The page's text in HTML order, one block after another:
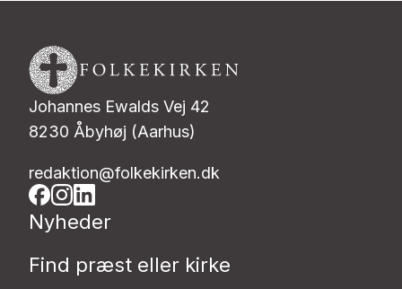
Johannes Ewalds Vej 42
8230 Åbyhøj (Aarhus)
redaktion@folkekirken.dk
Nyheder
Find præst eller kirke